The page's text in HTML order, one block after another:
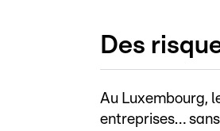
Des
Au Luxembourg,
entreprises…